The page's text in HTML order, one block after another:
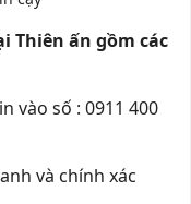
Thiên ấn gồm các
vào số : 0911 400
và chính xác